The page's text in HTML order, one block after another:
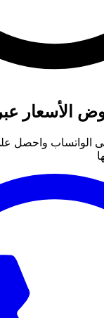
الأسعار
الواتساب واحصل